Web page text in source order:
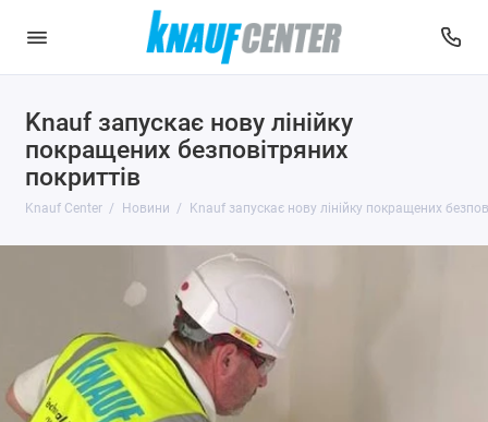
Knauf запускає нову лінійку
покращених безповітряних
покриттів
Knauf Center Новини Knauf запускає нову лінійку покращених